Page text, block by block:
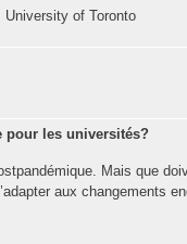
University of Toronto
pour les universités?
Mais que
aux changements